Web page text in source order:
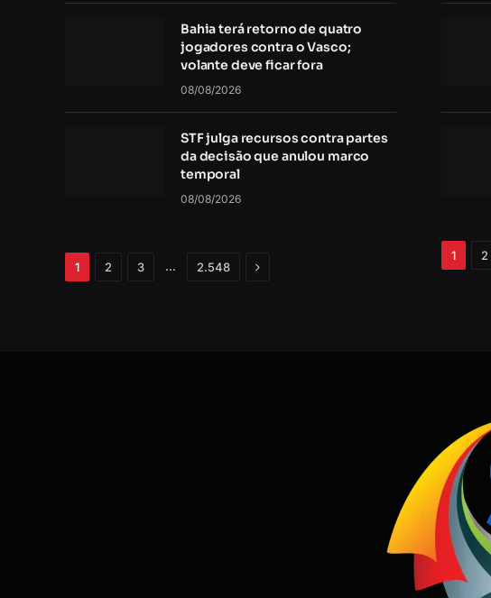
Bahia terá retorno de quatro
jogadores contra o Vasco;
volante deve ficar fora
08/08/2026
STF julga recursos contra partes
da decisão que anulou marco
temporal
08/08/2026
1 2 3 … 2.548 Próximo
1 2